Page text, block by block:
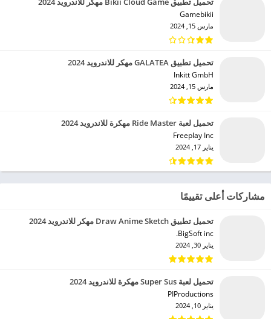
Gamebikii‏
مارس 15, 2024
تحميل تطبيق GALATEA مهكر للاندرويد 2024
Inkitt GmbH‏
مارس 15, 2024
تحميل لعبة Ride Master مهكرة للاندرويد 2024
Freeplay Inc‏
يناير 17, 2024
مشاركات أعلى تقييمًا
تحميل تطبيق Draw Anime Sketch مهكر للاندرويد 2024
BigSoft inc.‏
يناير 30, 2024
تحميل لعبة Super Sus مهكرة للاندرويد 2024
PIProductions‏
يناير 10, 2024